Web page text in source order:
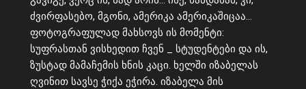
ძვირფასებო, მგონი, ამერიკა ამერიკაშიცაა…
ფოტოგრაფულად მახსოვს ის მომენტი:
სუფრასთან ვისხედით ჩვენ _ სტუდენტები და ის,
ზუსტად მამაჩემის ხნის კაცი. ხელში იზაბელას
ღვინით სავსე ჭიქა ეჭირა. იზაბელა მის